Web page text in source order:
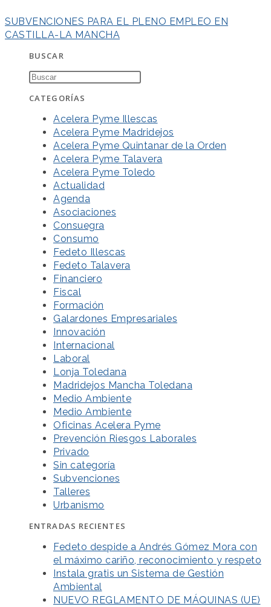
SUBVENCIONES PARA EL PLENO EMPLEO EN
CASTILLA-LA MANCHA
BUSCAR
CATEGORÍAS
Acelera Pyme Illescas
Acelera Pyme Madridejos
Acelera Pyme Quintanar de la Orden
Acelera Pyme Talavera
Acelera Pyme Toledo
Actualidad
Agenda
Asociaciones
Consuegra
Consumo
Fedeto Illescas
Fedeto Talavera
Financiero
Fiscal
Formación
Galardones Empresariales
Innovación
Internacional
Laboral
Lonja Toledana
Madridejos Mancha Toledana
Medio Ambiente
Medio Ambiente
Oficinas Acelera Pyme
Prevención Riesgos Laborales
Privado
Sin categoría
Subvenciones
Talleres
Urbanismo
ENTRADAS RECIENTES
Fedeto despide a Andrés Gómez Mora con
el máximo cariño, reconocimiento y respeto
Instala gratis un Sistema de Gestión
Ambiental
NUEVO REGLAMENTO DE MÁQUINAS (UE)